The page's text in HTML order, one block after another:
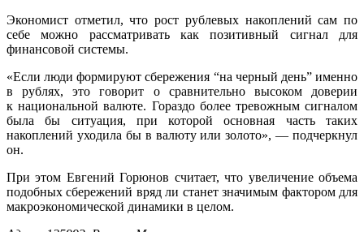
Экономист отметил, что рост рублевых накоплений сам по
себе можно рассматривать как позитивный сигнал для
финансовой системы.
«Если люди формируют сбережения “на черный день” именно
в рублях, это говорит о сравнительно высоком доверии
к национальной валюте. Гораздо более тревожным сигналом
была бы ситуация, при которой основная часть таких
накоплений уходила бы в валюту или золото», — подчеркнул
он.
При этом Евгений Горюнов считает, что увеличение объема
подобных сбережений вряд ли станет значимым фактором для
макроэкономической динамики в целом.